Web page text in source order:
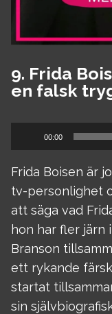
9. Frida
en falsk
Ljudspelare
00:00
Frida Boisen är
tv-personlighet
att säga vad
hon har fler järn
Branson
ett rykande
startat
sin